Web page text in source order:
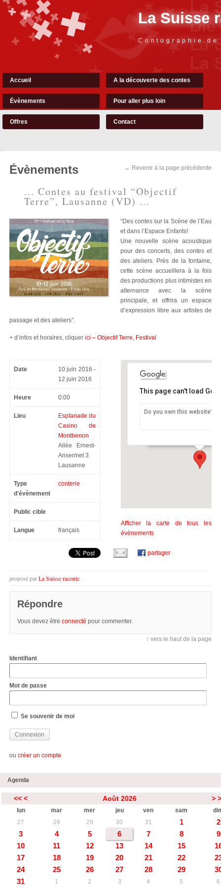
La Suisse
Contographie
Accueil A la découverte des contes
Évènements Pour aller plus loin
Offres Contact
← Revenir à la page précédente
Évènements
... Contes au festival “Objectif
Terre”, Lausanne (VD) ...
“Des contes sur la Scène de l’Eau
et dans l’Espace Enfants!
Une nouvelle scène acoustique
pour des concerts, des contes et
des ateliers. Près de la fontaine,
cette scène accueillera à la fois
des productions plus intimistes en
alternance avec la scène
principale, et offrira un espace
d’expression libre aux artistes de
passage et des ateliers”.
+ d’infos et horaires, cliquer ici – Objectif Terre, Festival
Date
10 juin 2016 -
12 juin 2016
Heure 0:00
Lieu
Esplanade du
Casino de
Montbenon
Allée Ernest-
Ansermet 3
Lausanne
Type
d'évènement
conterie
Public cible
Langue français
This page can't load
Do you own this website?
Afficher la carte de tous les
évènements
partager
proposé parLa Suisse raconte
Répondre
Vous devez être connecté pour commenter.
↑ vers le haut de la page
Identifiant
Mot de passe
Se souvenir de moi
ou créer un compte
Agenda
<< < Août 2026 >
lun mar mer jeu ven sam
27
28 29 30 31 1
2
3
4 5 6 7 8
9
10
11 12 13 14 15
17
18 19 20 21 22
24
25 26 27 28 29
31
1 2 3 4 5 6